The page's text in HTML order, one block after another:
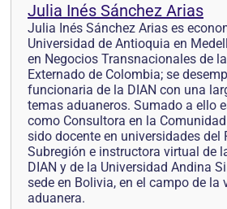
Julia Inés Sánchez Arias
Julia Inés Sánchez Arias es
Universidad de Antioquia en
en Negocios Transnacionales de
Externado de Colombia; se
funcionaria de la DIAN con una
temas aduaneros. Sumado a ello
como Consultora en la Comunidad
sido docente en universidades del
Subregión e instructora virtual de
DIAN y de la Universidad Andina
sede en Bolivia, en el campo de la
aduanera.